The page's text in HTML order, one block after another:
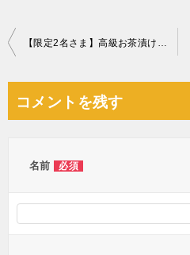
投
ビ
ョ
【限定2名さま】高級お茶漬けセット(14種類)
コメントを残す
名前 必須